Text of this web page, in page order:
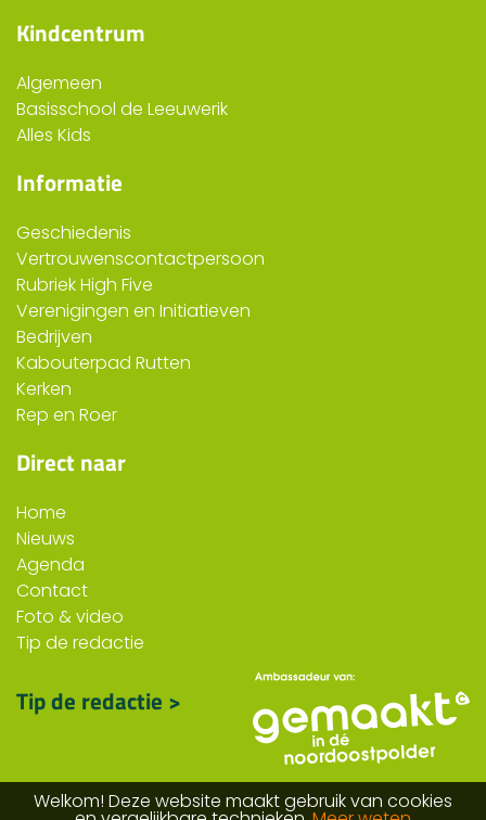
Kindcentrum
Algemeen
Basisschool de Leeuwerik
Alles Kids
Informatie
Geschiedenis
Vertrouwenscontactpersoon
Rubriek High Five
Verenigingen en Initiatieven
Bedrijven
Kabouterpad Rutten
Kerken
Rep en Roer
Direct naar
Home
Nieuws
Agenda
Contact
Foto & video
Tip de redactie
Tip de redactie >
Welkom! Deze website maakt gebruik van cookies